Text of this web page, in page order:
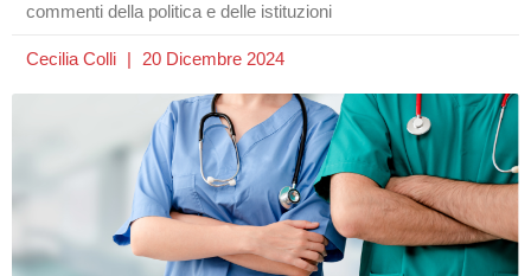
commenti della politica e delle istituzioni
Cecilia Colli 20 Dicembre 2024